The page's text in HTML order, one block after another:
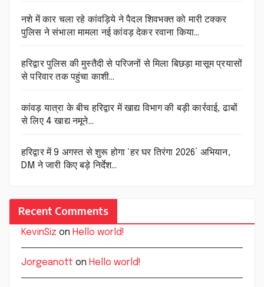
नशे में कार चला रहे कांवड़िये ने पैदल शिवभक्त को मारी टक्कर
पुलिस ने संभाला मामला नई कांवड़ देकर रवाना किया…
हरिद्वार पुलिस की मुस्तैदी से परिजनों से मिला बिछड़ा मासूम प्रयासों
से परिवार तक पहुंचा काशी…
कांवड़ यात्रा के बीच हरिद्वार में खाद्य विभाग की बड़ी कार्रवाई, ढाबों
से लिए 4 खाद्य नमूने…
हरिद्वार में 9 अगस्त से शुरू होगा ‘हर घर तिरंगा 2026’ अभियान,
DM ने जारी किए बड़े निर्देश…
Recent Comments
KevinSiz on Hello world!
Jorgeanott on Hello world!